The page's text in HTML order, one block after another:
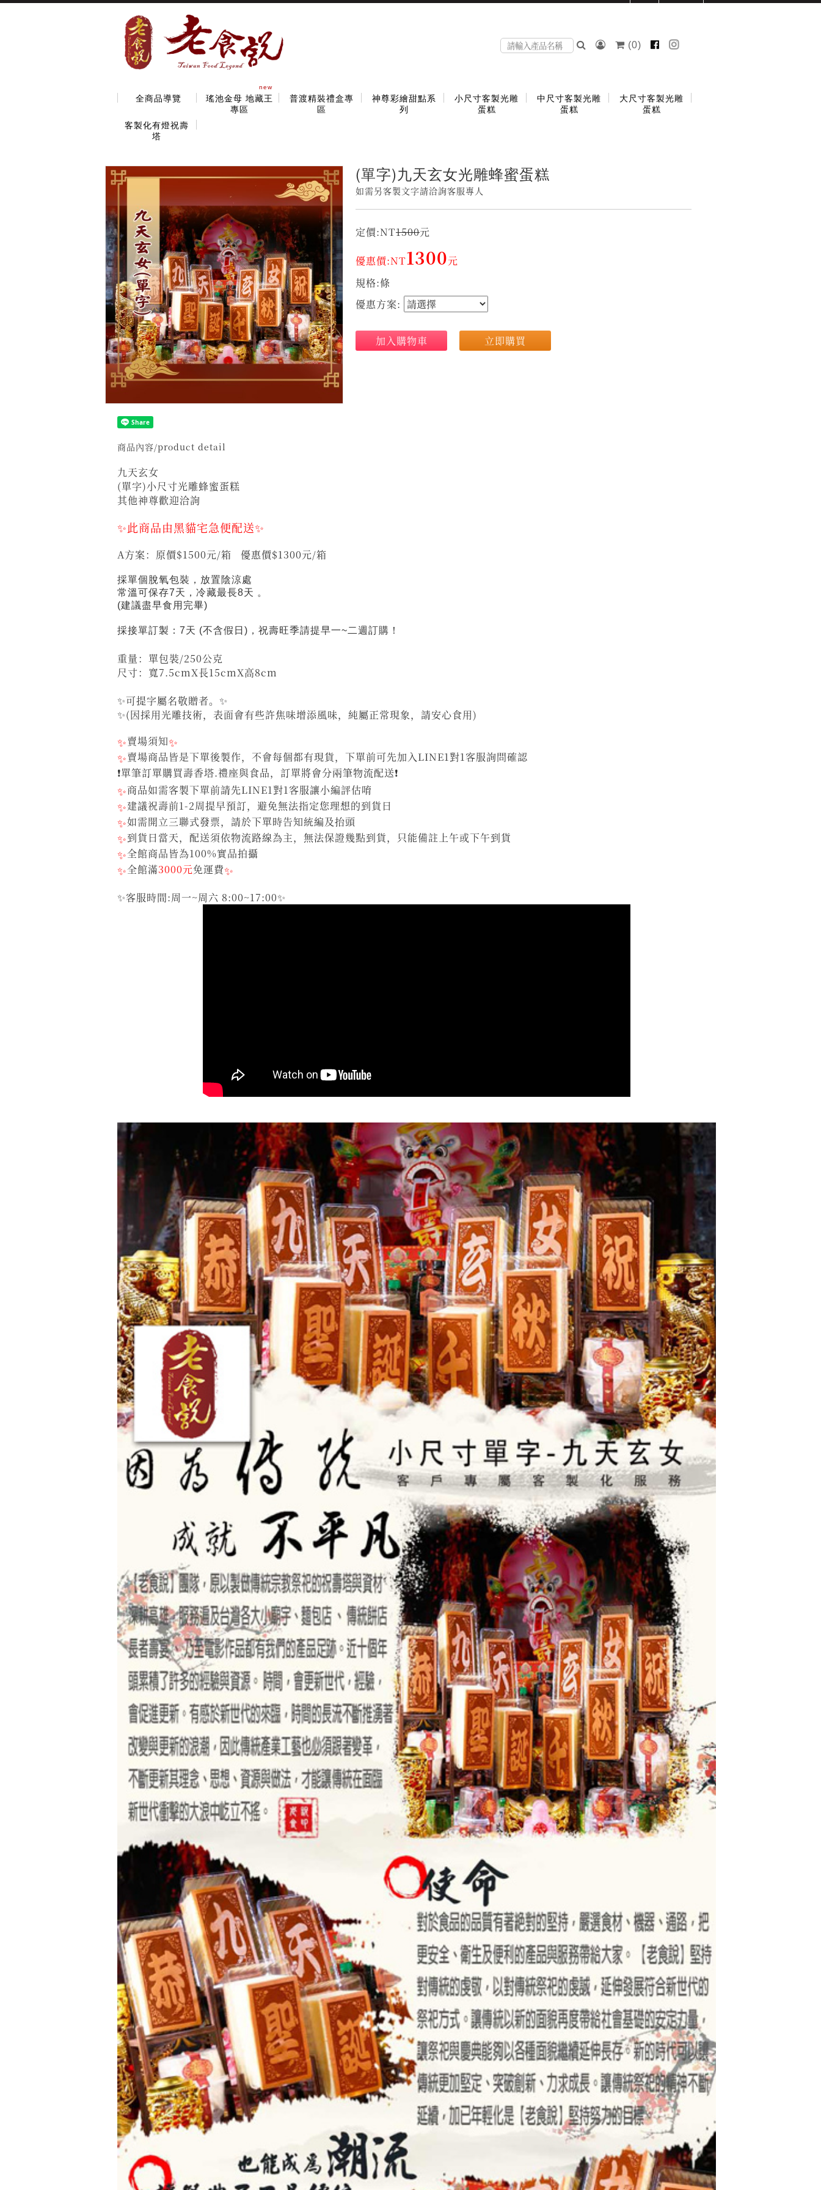
(0)
全商品導覽
new
瑤池金母 地藏王
專區
普渡精裝禮盒專
區
神尊彩繪甜點系
列
小尺寸客製光雕
蛋糕
中尺寸客製光雕
蛋糕
大尺寸客製光雕
蛋糕
客製化有燈祝壽
塔
(單字)九天玄女光雕蜂蜜蛋糕
如需另客製文字請洽詢客服專人
定價:NT1500元
優惠價:NT1300元
規格:條
優惠方案:
加入購物車 立即購買
商品內容/product detail
九天玄女
(單字)小尺寸光雕蜂蜜蛋糕
其他神尊歡迎洽詢
✨此商品由黑貓宅急便配送✨
A方案：原價$1500元/箱 優惠價$1300元/箱
採單個脫氧包裝，放置陰涼處
常溫可保存7天，冷藏最長8天 。
(建議盡早食用完畢)
採接單訂製 ：7天 (不含假日)，祝壽旺季請提早一~二週訂購！
重量：單包裝/250公克
尺寸：寬7.5cmX長15cmX高8cm
✨可提字屬名敬贈者。✨
✨(因採用光雕技術，表面會有些許焦味增添風味，純屬正常現象，請安心食用)
✨賣場須知✨
✨賣場商品皆是下單後製作，不會每個都有現貨，下單前可先加入LINE1對1客服詢問確認
❗單筆訂單購買壽香塔.禮座與食品，訂單將會分兩筆物流配送❗
✨商品如需客製下單前請先LINE1對1客服讓小編評估唷
✨建議祝壽前1-2周提早預訂，避免無法指定您理想的到貨日
✨如需開立三聯式發票，請於下單時告知統編及抬頭
✨到貨日當天，配送須依物流路線為主，無法保證幾點到貨，只能備註上午或下午到貨
✨全館商品皆為100%實品拍攝
✨全館滿3000元免運費✨
✨客服時間:周一~周六 8:00~17:00✨